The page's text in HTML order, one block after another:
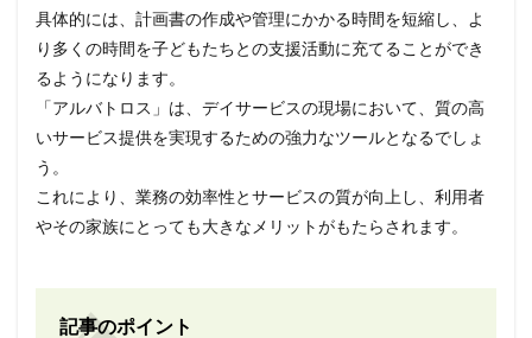
具体的には、計画書の作成や管理にかかる時間を短縮し、よ
り多くの時間を子どもたちとの支援活動に充てることができ
るようになります。
「アルバトロス」は、デイサービスの現場において、質の高
いサービス提供を実現するための強力なツールとなるでしょ
う。
これにより、業務の効率性とサービスの質が向上し、利用者
やその家族にとっても大きなメリットがもたらされます。
記事のポイント